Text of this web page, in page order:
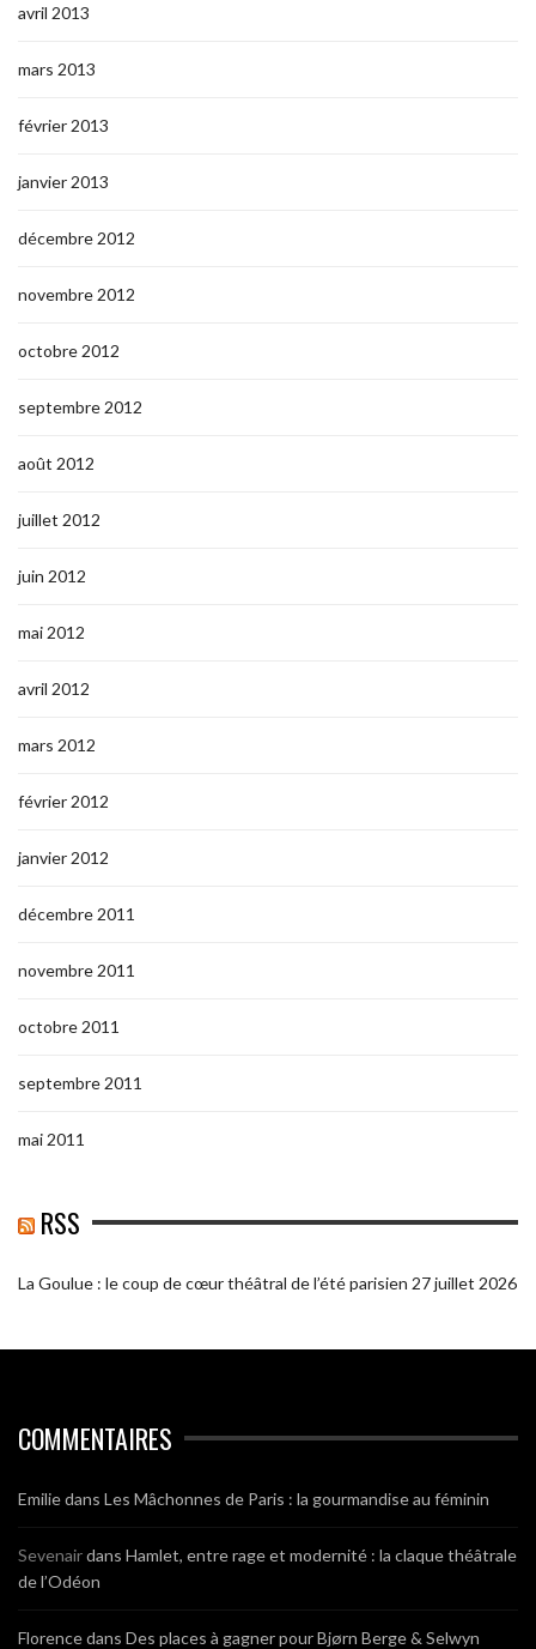
avril 2013
mars 2013
février 2013
janvier 2013
décembre 2012
novembre 2012
octobre 2012
septembre 2012
août 2012
juillet 2012
juin 2012
mai 2012
avril 2012
mars 2012
février 2012
janvier 2012
décembre 2011
novembre 2011
octobre 2011
septembre 2011
mai 2011
RSS
La Goulue : le coup de cœur théâtral de l’été parisien 27 juillet 2026
COMMENTAIRES
Emiliedans Les Mâchonnes de Paris : la gourmandise au féminin
Sevenairdans Hamlet, entre rage et modernité : la claque théâtrale
de l’Odéon
Florencedans Des places à gagner pour Bjørn Berge & Selwyn